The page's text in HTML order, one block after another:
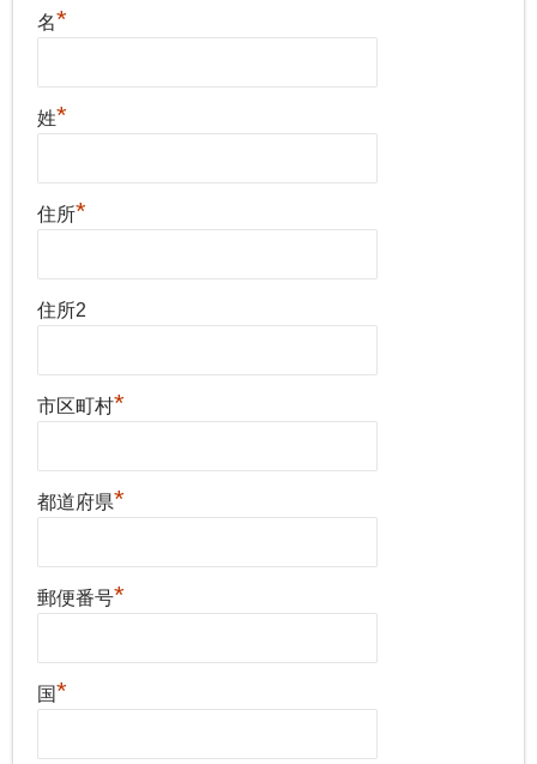
名*
姓*
住所*
住所2
市区町村*
都道府県*
郵便番号*
国*